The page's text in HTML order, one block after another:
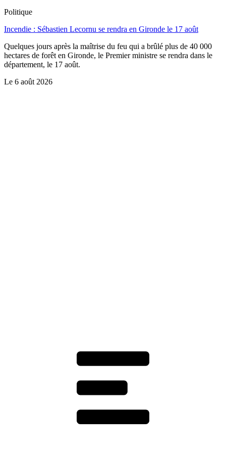
Politique
Incendie : Sébastien Lecornu se rendra en Gironde le 17 août
Quelques jours après la maîtrise du feu qui a brûlé plus de 40 000
hectares de forêt en Gironde, le Premier ministre se rendra dans le
département, le 17 août.
Le 6 août 2026